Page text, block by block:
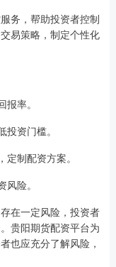
务，帮助投资者控制
易策略，制定个性化
率。
资门槛。
制配资方案。
险。
在一定风险，投资者
贵阳期货配资平台为
也应充分了解风险，